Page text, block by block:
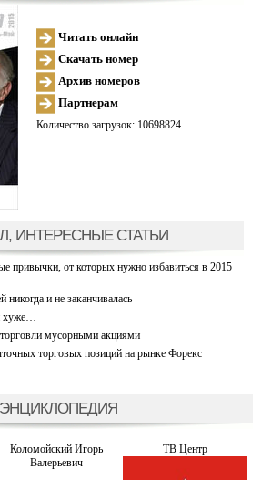
Читать онлайн
Скачать номер
Архив номеров
Партнерам
Количество загрузок: 10698824
ИНТЕРЕСНЫЕ СТАТЬИ
привычки, от которых нужно избавиться в 2015
никогда и не заканчивалась
хуже…
мусорными акциями
торговых позиций на рынке Форекс
ЭНЦИКЛОПЕДИЯ
Коломойский Игорь
Валерьевич
ТВ Центр